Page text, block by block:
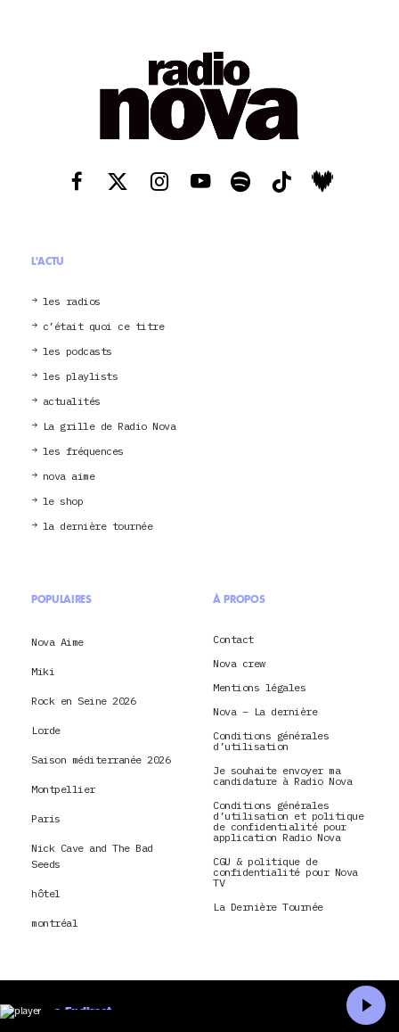
L'ACTU
les radios
c’était quoi ce titre
les podcasts
les playlists
actualités
La grille de Radio Nova
les fréquences
nova aime
le shop
la dernière tournée
POPULAIRES
Nova Aime
Miki
Rock en Seine 2026
Lorde
Saison méditerranée 2026
Montpellier
Paris
Nick Cave and The Bad
Seeds
hôtel
montréal
À PROPOS
Contact
Nova crew
Mentions légales
Nova – La dernière
Conditions générales
d’utilisation
Je souhaite envoyer ma
candidature à Radio Nova
Conditions générales
d’utilisation et politique
de confidentialité pour
application Radio Nova
CGU & politique de
confidentialité pour Nova
TV
La Dernière Tournée
En direct